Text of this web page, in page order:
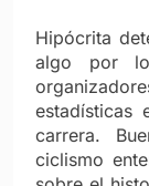
Hipócrita
algo por
estadísticas
carrera.
ciclismo